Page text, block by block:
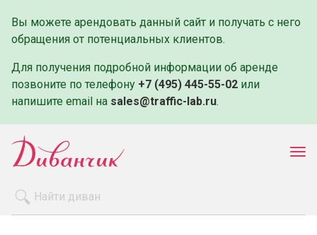
Вы можете арендовать данный сайт и получать с него
обращения от потенциальных клиентов.
Для получения подробной информации об аренде
позвоните по телефону +7 (495) 445-55-02 или
напишите email на sales@traffic-lab.ru.